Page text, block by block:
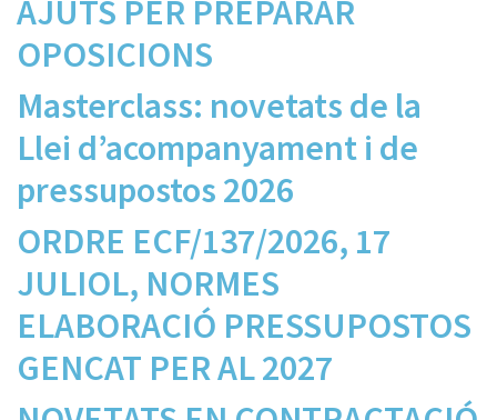
AJUTS PER PREPARAR
OPOSICIONS
Masterclass: novetats de la
Llei d’acompanyament i de
pressupostos 2026
ORDRE ECF/137/2026, 17
JULIOL, NORMES
ELABORACIÓ PRESSUPOSTOS
GENCAT PER AL 2027